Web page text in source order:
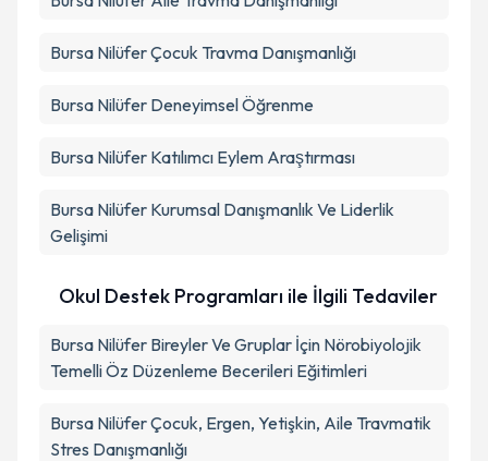
Bursa Nilüfer Çocuk Travma Danışmanlığı
Bursa Nilüfer Deneyimsel Öğrenme
Bursa Nilüfer Katılımcı Eylem Araştırması
Bursa Nilüfer Kurumsal Danışmanlık Ve Liderlik
Gelişimi
Okul Destek Programları ile İlgili Tedaviler
Bursa Nilüfer Bireyler Ve Gruplar İçin Nörobiyolojik
Temelli Öz Düzenleme Becerileri Eğitimleri
Bursa Nilüfer Çocuk, Ergen, Yetişkin, Aile Travmatik
Stres Danışmanlığı